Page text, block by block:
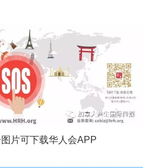
片可下载华人会APP